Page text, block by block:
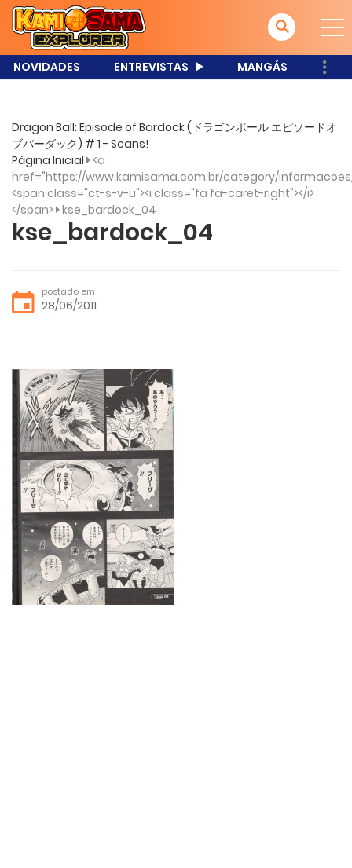
NOVIDADES ENTREVISTAS MANGÁS
Dragon Ball: Episode of Bardock (ドラゴンボール エピソードオ
ブバーダック) # 1 - Scans!
Página Inicial <a
href="https://www.kamisama.com.br/category/informacoes/
<span class="ct-s-v-u"><i class="fa fa-caret-right"></i>
</span> kse_bardock_04
kse_bardock_04
postado em
28/06/2011